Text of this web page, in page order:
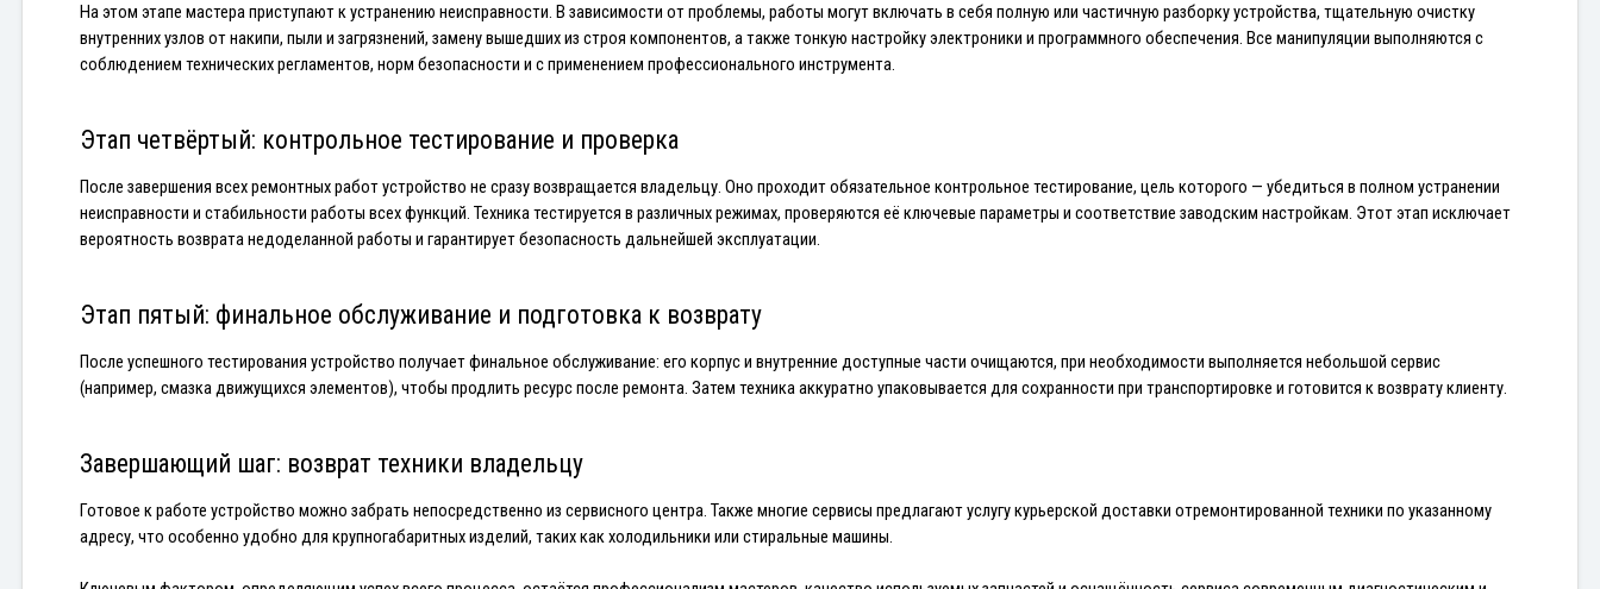
На этом этапе мастера приступают к устранению неисправности. В зависимости от проблемы, работы могут включать в себя полную или частичную разборку устройства, тщательную очистку
внутренних узлов от накипи, пыли и загрязнений, замену вышедших из строя компонентов, а также тонкую настройку электроники и программного обеспечения. Все манипуляции выполняются с
соблюдением технических регламентов, норм безопасности и с применением профессионального инструмента.
Этап четвёртый: контрольное тестирование и проверка
После завершения всех ремонтных работ устройство не сразу возвращается владельцу. Оно проходит обязательное контрольное тестирование, цель которого — убедиться в полном устранении
неисправности и стабильности работы всех функций. Техника тестируется в различных режимах, проверяются её ключевые параметры и соответствие заводским настройкам. Этот этап исключает
вероятность возврата недоделанной работы и гарантирует безопасность дальнейшей эксплуатации.
Этап пятый: финальное обслуживание и подготовка к возврату
После успешного тестирования устройство получает финальное обслуживание: его корпус и внутренние доступные части очищаются, при необходимости выполняется небольшой сервис
(например, смазка движущихся элементов), чтобы продлить ресурс после ремонта. Затем техника аккуратно упаковывается для сохранности при транспортировке и готовится к возврату клиенту.
Завершающий шаг: возврат техники владельцу
Готовое к работе устройство можно забрать непосредственно из сервисного центра. Также многие сервисы предлагают услугу курьерской доставки отремонтированной техники по указанному
адресу, что особенно удобно для крупногабаритных изделий, таких как холодильники или стиральные машины.